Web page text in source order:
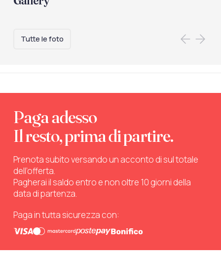
Tutte le foto
Paga adesso
Il resto, prima di partire.
Prenota subito versando un acconto di sul totale
dell’offerta.
Pagherai il saldo entro e non oltre 10 giorni della
data di partenza.
Paga in tutta sicurezza con: